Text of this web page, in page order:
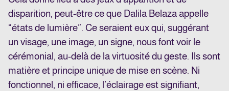
disparition, peut-être ce que Dalila Belaza appelle
“états de lumière”. Ce seraient eux qui, suggérant
un visage, une image, un signe, nous font voir le
cérémonial, au-delà de la virtuosité du geste. Ils sont
matière et principe unique de mise en scène. Ni
fonctionnel, ni efficace, l’éclairage est signifiant,